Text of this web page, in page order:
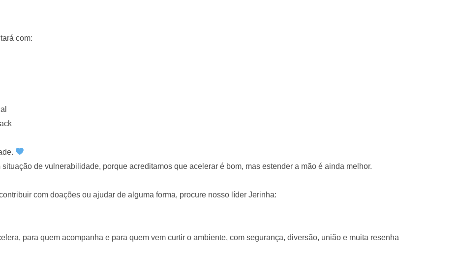
com:
de vulnerabilidade, porque acreditamos que acelerar é bom, mas estender a mão é ainda melhor.
com doações ou ajudar de alguma forma, procure nosso líder Jerinha:
para quem acompanha e para quem vem curtir o ambiente, com segurança, diversão, união e muita resenha